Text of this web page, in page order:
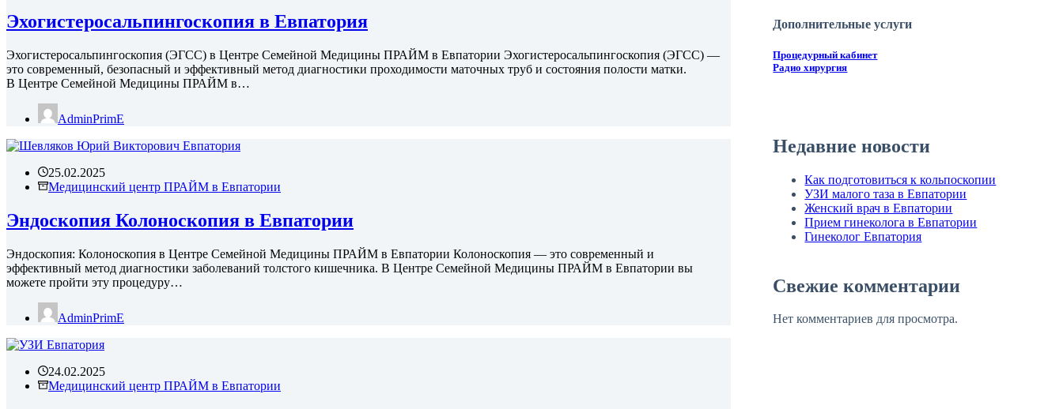
Эхогистеросальпингоскопия в Евпатория
Эхогистеросальпингоскопия (ЭГСС) в Центре Семейной Медицины ПРАЙМ в Евпатории Эхогистеросальпингоскопия (ЭГСС) —
это современный, безопасный и эффективный метод диагностики проходимости маточных труб и состояния полости матки.
В Центре Семейной Медицины ПРАЙМ в…
AdminPrimE
25.02.2025
Медицинский центр ПРАЙМ в Евпатории
Эндоскопия Колоноскопия в Евпатории
Эндоскопия: Колоноскопия в Центре Семейной Медицины ПРАЙМ в Евпатории Колоноскопия — это современный и
эффективный метод диагностики заболеваний толстого кишечника. В Центре Семейной Медицины ПРАЙМ в Евпатории вы
можете пройти эту процедуру…
AdminPrimE
24.02.2025
Медицинский центр ПРАЙМ в Евпатории
Дополнительные услуги
Процедурный кабинет
Радио хирургия
Недавние новости
Как подготовиться к кольпоскопии
УЗИ малого таза в Евпатории
Женский врач в Евпатории
Прием гинеколога в Евпатории
Гинеколог Евпатория
Свежие комментарии
Нет комментариев для просмотра.